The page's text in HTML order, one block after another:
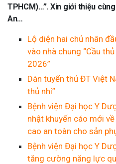
TPHCM)…”. Xin giới thiệu
An…
Lộ diện hai chủ nhân
vào nhà chung “Cầu
2026”
Dàn tuyển thủ ĐT Việt
thủ nhí”
Bệnh viện Đại học Y
nhật khuyến cáo mới
cao an toàn cho sản
Bệnh viện Đại học Y
tăng cường năng lực